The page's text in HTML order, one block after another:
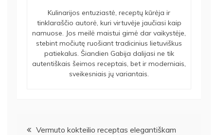
Kulinarijos entuziastė, receptų kūrėja ir
tinklaraščio autorė, kuri virtuvėje jaučiasi kaip
namuose. Jos meilė maistui gimė dar vaikystėje,
stebint močiutę ruošiant tradicinius lietuviškus
patiekalus. Šiandien Gabija dalijasi ne tik
autentiškais šeimos receptais, bet ir moderniais,
sveikesniais jų variantais.
Navigacija
Vermuto kokteilio receptas elegantiškam